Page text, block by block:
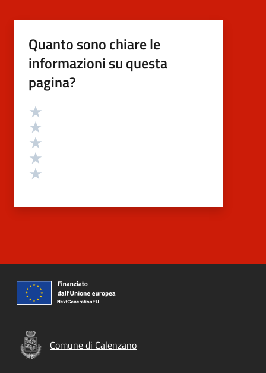
Quanto sono chiare le
informazioni su questa
pagina?
Valutazione
Comune di Calenzano